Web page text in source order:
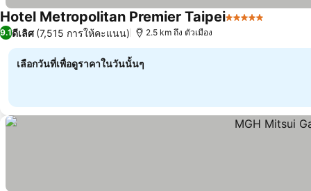
Hotel Metropolitan Premier Taipei5 ดาว
9.1ดีเลิศ (7,515 การให้คะแนน) 2.5 km ถึง ตัวเมือง
เลือกวันที่เพื่อดูราคาในวันนั้นๆ